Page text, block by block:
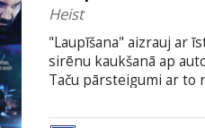
Heist
"Laupīšana" aizrauj ar
sirēnu kaukšanā ap
Taču pārsteigumi ar to
subtitriem latviešu un